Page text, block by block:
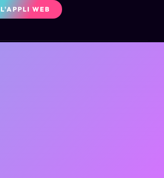
L'APPLI WEB